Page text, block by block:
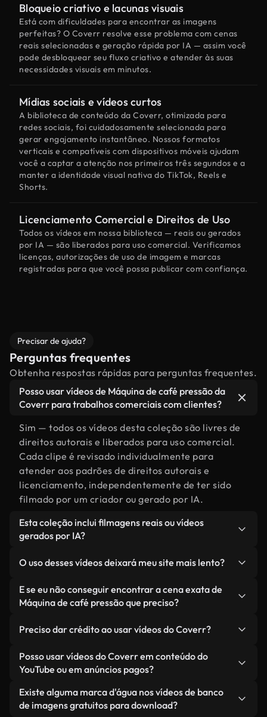
Bloqueio criativo e lacunas visuais
Está com dificuldades para encontrar as imagens
perfeitas? O Coverr resolve esse problema com cenas
reais selecionadas e geração rápida por IA — assim você
pode desbloquear seu fluxo criativo e atender às suas
necessidades visuais em minutos.
Mídias sociais e vídeos curtos
A biblioteca de conteúdo da Coverr, otimizada para
redes sociais, foi cuidadosamente selecionada para
gerar engajamento instantâneo. Nossos formatos
verticais e compatíveis com dispositivos móveis ajudam
você a captar a atenção nos primeiros três segundos e a
manter a identidade visual nativa do TikTok, Reels e
Shorts.
Licenciamento Comercial e Direitos de Uso
Todos os vídeos em nossa biblioteca — reais ou gerados
por IA — são liberados para uso comercial. Verificamos
licenças, autorizações de uso de imagem e marcas
registradas para que você possa publicar com confiança.
Precisar de ajuda?
Perguntas frequentes
Obtenha respostas rápidas para perguntas frequentes.
Posso usar vídeos de Máquina de café pressão da
Coverr para trabalhos comerciais com clientes?
Sim — todos os vídeos desta coleção são livres de
direitos autorais e liberados para uso comercial.
Cada clipe é revisado individualmente para
atender aos padrões de direitos autorais e
licenciamento, independentemente de ter sido
filmado por um criador ou gerado por IA.
Esta coleção inclui filmagens reais ou vídeos
gerados por IA?
por filmagens reais, feitas por humanos,
relacionadas a Máquina de café pressão,
juntamente com vídeos gerados por IA. Cada
vídeo é claramente identificado para que você
sempre saiba o que está usando.
O uso desses vídeos deixará meu site mais lento?
Não, se você selecionar nossas versões
otimizadas. Oferecemos formatos leves e prontos
— mantendo a alta qualidade, minimizando os
como LCP.
E se eu não conseguir encontrar a cena exata de
Máquina de café pressão que preciso?
Coverr AI Studio. Basta descrever a cena — como
"Máquina de café pressão ao pôr do sol" — e o
Studio gerará um vídeo personalizado para você
em segundos, alinhado com nossos padrões de
licenciamento.
Preciso dar crédito ao usar vídeos do Coverr?
Não é necessário dar crédito. Todos os vídeos em
nossa biblioteca são livres de direitos autorais e
embora isso seja sempre bem-vindo.
Posso usar vídeos do Coverr em conteúdo do
YouTube ou em anúncios pagos?
Sim. Todas as imagens de arquivo da Coverr
podem ser usadas em vídeos monetizados do
Existe alguma marca d'água nos vídeos de banco
de imagens gratuitos para download?